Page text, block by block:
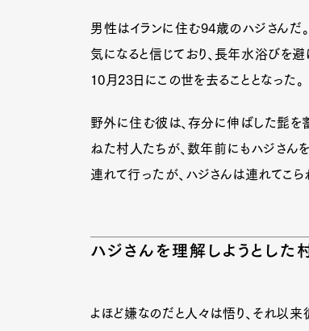
男性はイランに住む94歳のハジさんだ
気になると信じており、長年水浴びを避
10月23日にこの世を去ることとなった。
野外に住む彼は、存分に伸ばした髭を
ねた村人たちが、数年前にもハジさん
連れて行ったが、ハジさんは連れてこ
ハジさんを理解しようとした
よほど嫌なのだと人々は悟り、それ以来